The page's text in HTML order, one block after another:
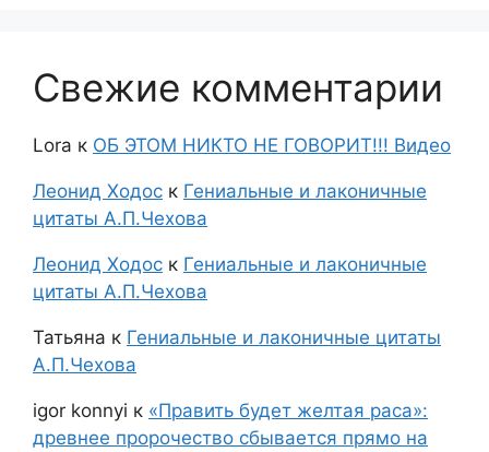
Свежие комментарии
Lora к ОБ ЭТОМ НИКТО НЕ ГОВОРИТ!!! Видео
Леонид Ходос к Гениальные и лаконичные
цитаты А.П.Чехова
Леонид Ходос к Гениальные и лаконичные
цитаты А.П.Чехова
Татьяна к Гениальные и лаконичные цитаты
А.П.Чехова
igor konnyi к «Править будет желтая раса»:
древнее пророчество сбывается прямо на